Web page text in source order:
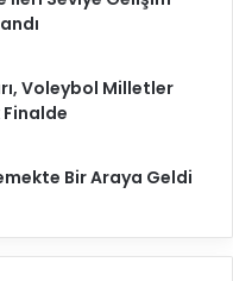
Voleybol Milletler
Finalde
Bir Araya Geldi